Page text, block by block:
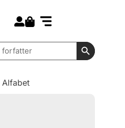
Search
Alfabet